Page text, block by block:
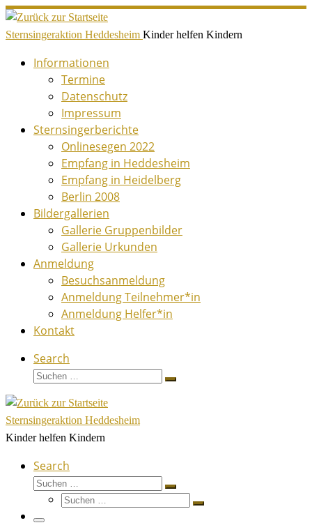
Zum
Inhalt
Sternsingeraktion Heddesheim Kinder helfen Kindern
Informationen
Termine
Datenschutz
Impressum
Sternsingerberichte
Onlinesegen 2022
Empfang in Heddesheim
Empfang in Heidelberg
Berlin 2008
Bildergallerien
Gallerie Gruppenbilder
Gallerie Urkunden
Anmeldung
Besuchsanmeldung
Anmeldung Teilnehmer*in
Anmeldung Helfer*in
Kontakt
Search
Suche
Suchen …
Sternsingeraktion Heddesheim
Kinder helfen Kindern
Search
Suche
Suchen …
Suche
Suchen …
Menü